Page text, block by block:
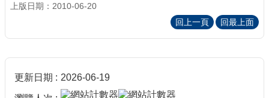
上版日期：2010-06-20
回上一頁
回最上面
更新日期 2026-06-19